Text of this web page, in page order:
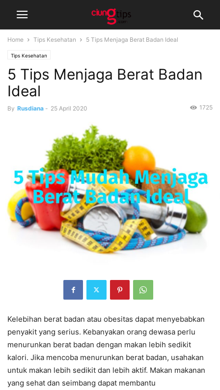
Home Tips Kesehatan 5 Tips Menjaga Berat Badan Ideal
Tips Kesehatan
5 Tips Menjaga Berat Badan
Ideal
By Rusdiana - 25 April 2020 1725
Kelebihan berat badan atau obesitas dapat menyebabkan
penyakit yang serius. Kebanyakan orang dewasa perlu
menurunkan berat badan dengan makan lebih sedikit
kalori. Jika mencoba menurunkan berat badan, usahakan
untuk makan lebih sedikit dan lebih aktif. Makan makanan
yang sehat dan seimbang dapat membantu